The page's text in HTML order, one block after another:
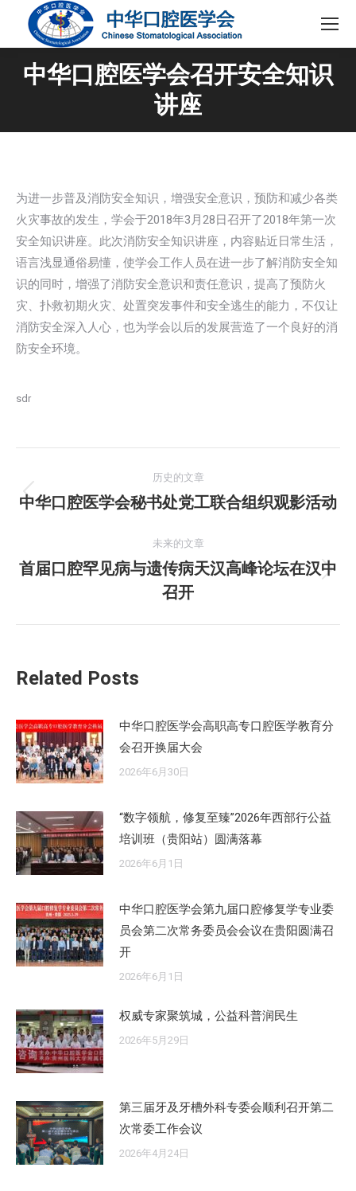
中华口腔医学会召开安全知识
讲座
为进一步普及消防安全知识，增强安全意识，预防和减少各类
火灾事故的发生，学会于2018年3月28日召开了2018年第一次
安全知识讲座。此次消防安全知识讲座，内容贴近日常生活，
语言浅显通俗易懂，使学会工作人员在进一步了解消防安全知
识的同时，增强了消防安全意识和责任意识，提高了预防火
灾、扑救初期火灾、处置突发事件和安全逃生的能力，不仅让
消防安全深入人心，也为学会以后的发展营造了一个良好的消
防安全环境。
sdr
章
航
历史的文章
历
的
文
章：
中华口腔医学会秘书处党工联合组织观影活动
未来的文章
未
来
的
首届口腔罕见病与遗传病天汉高峰论坛在汉中
召开
Related Posts
中华口腔医学会高职高专口腔医学教育分
会召开换届大会
2026年6月30日
“数字领航，修复至臻”2026年西部行公益
培训班（贵阳站）圆满落幕
2026年6月1日
中华口腔医学会第九届口腔修复学专业委
员会第二次常务委员会会议在贵阳圆满召
开
2026年6月1日
权威专家聚筑城，公益科普润民生
2026年5月29日
第三届牙及牙槽外科专委会顺利召开第二
次常委工作会议
2026年4月24日